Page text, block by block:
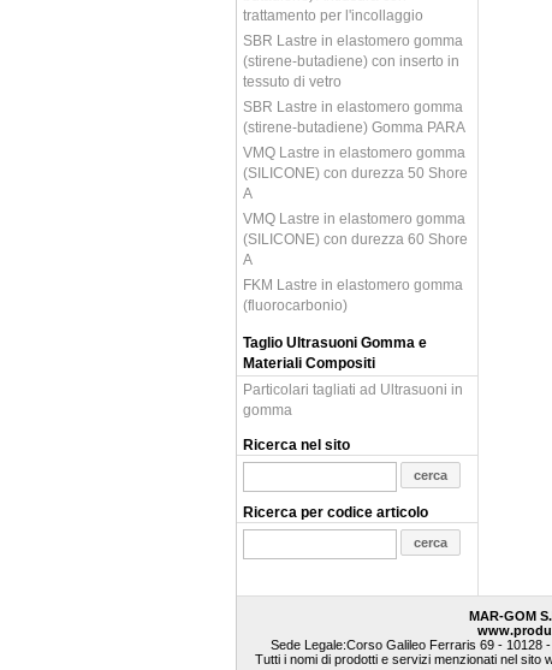
trattamento per l'incollaggio
SBR Lastre in elastomero gomma
(stirene-butadiene) con inserto in
tessuto di vetro
SBR Lastre in elastomero gomma
(stirene-butadiene) Gomma PARA
VMQ Lastre in elastomero gomma
(SILICONE) con durezza 50 Shore
A
VMQ Lastre in elastomero gomma
(SILICONE) con durezza 60 Shore
A
FKM Lastre in elastomero gomma
(fluorocarbonio)
Taglio Ultrasuoni Gomma e
Materiali Compositi
Particolari tagliati ad Ultrasuoni in
gomma
Ricerca nel sito
Ricerca per codice articolo
MAR-GOM
Sede Legale:Corso Galileo Ferraris 69 - 10128
Tutti i nomi di prodotti e servizi menzionati nel sito